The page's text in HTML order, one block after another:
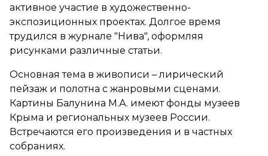
активное участие в художественно-
экспозиционных проектах. Долгое время
трудился в журнале "Нива", оформляя
рисунками различные статьи.
Основная тема в живописи – лирический
пейзаж и полотна с жанровыми сценами.
Картины Балунина М.А. имеют фонды музеев
Крыма и региональных музеев России.
Встречаются его произведения и в частных
собраниях.